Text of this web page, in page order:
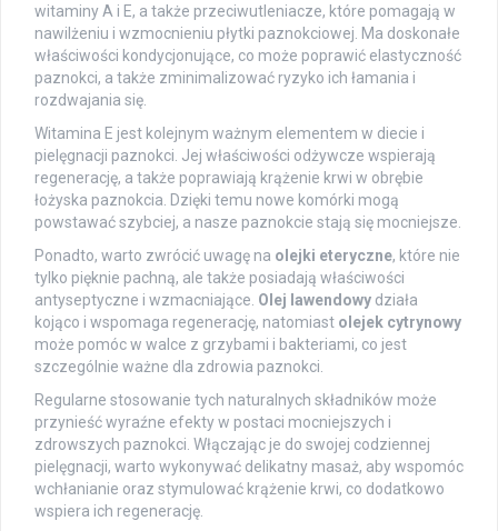
witaminy A i E, a także przeciwutleniacze, które pomagają w
nawilżeniu i wzmocnieniu płytki paznokciowej. Ma doskonałe
właściwości kondycjonujące, co może poprawić elastyczność
paznokci, a także zminimalizować ryzyko ich łamania i
rozdwajania się.
Witamina E jest kolejnym ważnym elementem w diecie i
pielęgnacji paznokci. Jej właściwości odżywcze wspierają
regenerację, a także poprawiają krążenie krwi w obrębie
łożyska paznokcia. Dzięki temu nowe komórki mogą
powstawać szybciej, a nasze paznokcie stają się mocniejsze.
Ponadto, warto zwrócić uwagę na olejki eteryczne, które nie
tylko pięknie pachną, ale także posiadają właściwości
antyseptyczne i wzmacniające. Olej lawendowy działa
kojąco i wspomaga regenerację, natomiast olejek cytrynowy
może pomóc w walce z grzybami i bakteriami, co jest
szczególnie ważne dla zdrowia paznokci.
Regularne stosowanie tych naturalnych składników może
przynieść wyraźne efekty w postaci mocniejszych i
zdrowszych paznokci. Włączając je do swojej codziennej
pielęgnacji, warto wykonywać delikatny masaż, aby wspomóc
wchłanianie oraz stymulować krążenie krwi, co dodatkowo
wspiera ich regenerację.